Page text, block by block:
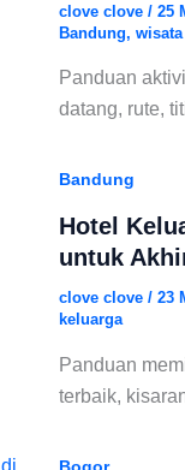
clove clove / 25
Bandung,
Panduan
datang, rute,
Bandung
Hotel
untuk
clove clove / 23
keluarga
Panduan
terbaik,
Bogor